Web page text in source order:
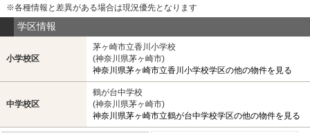
※各種情報と差異がある場合は現況優先となります
学区情報
小学校区
茅ヶ崎市立香川小学校
(神奈川県茅ヶ崎市)
神奈川県茅ヶ崎市立香川小学校学区の他の物件を見る
中学校区
鶴が台中学校
(神奈川県茅ヶ崎市)
神奈川県茅ヶ崎市立鶴が台中学校学区の他の物件を見る